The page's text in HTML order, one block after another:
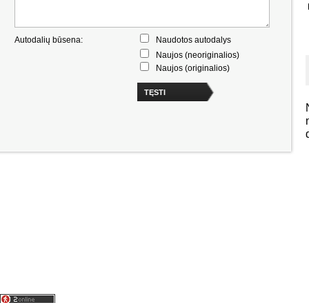
Autodalių būsena:
Naudotos autodalys
Naujos (neoriginalios)
Naujos (originalios)
TĘSTI